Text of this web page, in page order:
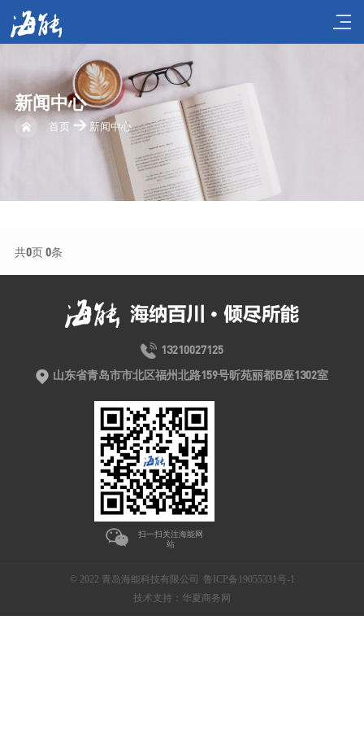
新闻中心
首页> 新闻中心
共0页0条
13210027125
山东省青岛市市北区福州北路159号昕苑丽都B座1302室
扫一扫关注海能网
站
© 2022 青岛海能科技有限公司
鲁ICP备19055331号-1
技术支持：华夏商务网